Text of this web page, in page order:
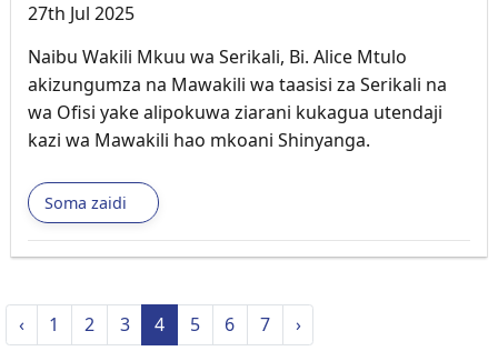
27th Jul 2025
Naibu Wakili Mkuu wa Serikali, Bi. Alice Mtulo
akizungumza na Mawakili wa taasisi za Serikali na
wa Ofisi yake alipokuwa ziarani kukagua utendaji
kazi wa Mawakili hao mkoani Shinyanga.
Soma zaidi
‹ 1 2 3 4 5 6 7 ›